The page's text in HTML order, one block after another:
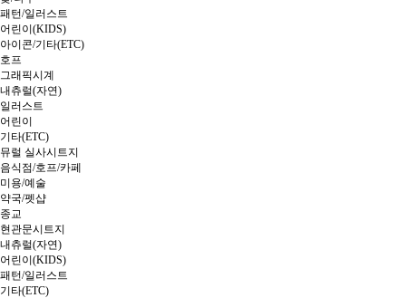
패턴/일러스트
어린이(KIDS)
아이콘/기타(ETC)
호프
그래픽시계
내츄럴(자연)
일러스트
어린이
기타(ETC)
뮤럴 실사시트지
음식점/호프/카페
미용/예술
약국/펫샵
종교
현관문시트지
내츄럴(자연)
어린이(KIDS)
패턴/일러스트
기타(ETC)